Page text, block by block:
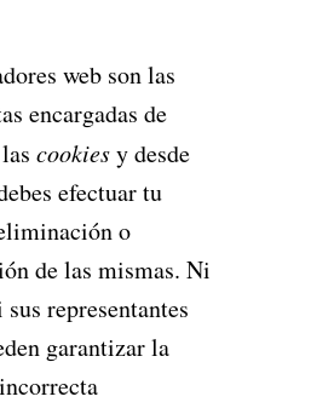
web son las
encargadas de
cookiesy desde
efectuar tu
o
de las mismas. Ni
representantes
garantizar la